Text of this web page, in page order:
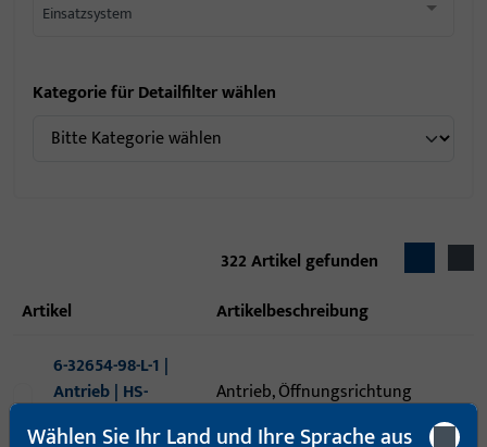
Einsatzsystem
Kategorie für Detailfilter wählen
322Artikel gefunden
Artikel
Artikelbeschreibung
6-32654-98-L-1 |
Antrieb | HS-
Antrieb, Öffnungsrichtung
Wählen Sie Ihr Land und Ihre Sprache aus